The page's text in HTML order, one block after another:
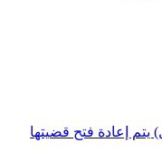
يتم إعادة فتح قضيتها